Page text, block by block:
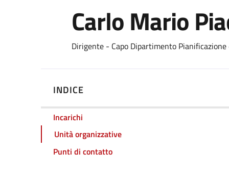
Carlo Mario
Dirigente - Capo Dipartimento
INDICE
Incarichi
Unità organizzative
Punti di contatto